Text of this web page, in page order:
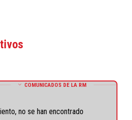
COMUNICADOS DE LA RM
no se han encontrado